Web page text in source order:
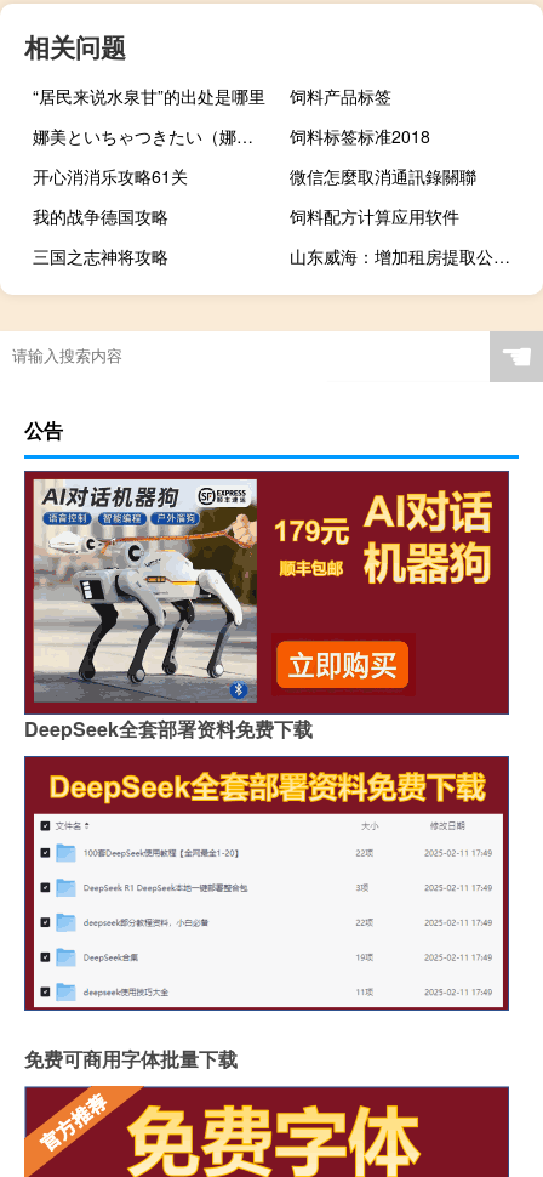
相关问题
“居民来说水泉甘”的出处是哪里
饲料产品标签
娜美といちゃつきたい（娜美洗澡去掉雾图片）
饲料标签标准2018
开心消消乐攻略61关
微信怎麼取消通訊錄關聯
我的战争德国攻略
饲料配方计算应用软件
三国之志神将攻略
山东威海：增加租房提取公积金频次放宽离职提取时限
☚
公告
DeepSeek全套部署资料免费下载
免费可商用字体批量下载